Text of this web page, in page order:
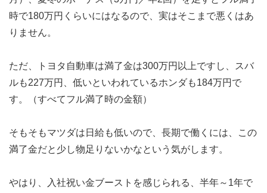
時で180万円くらいにはなるので、実はそこまで悪くはあ
りません。
ただ、トヨタ自動車は満了金は300万円以上ですし、スバ
ルも227万円、低いといわれているホンダも184万円で
す。（すべてフル満了時の金額）
そもそもマツダは日給も低いので、長期で働くには、この
満了金だと少し物足りないかなという気がします。
やはり、入社祝い金ブーストを感じられる、半年～1年で